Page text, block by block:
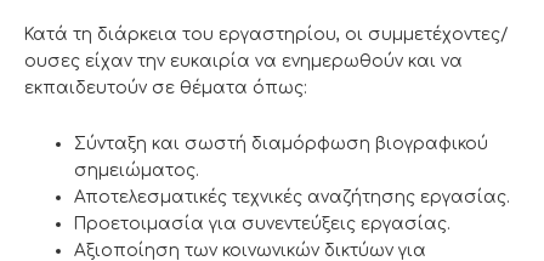
Κατά τη διάρκεια του εργαστηρίου, οι συμμετέχοντες/
ουσες είχαν την ευκαιρία να ενημερωθούν και να
εκπαιδευτούν σε θέματα όπως:
Σύνταξη και σωστή διαμόρφωση βιογραφικού
σημειώματος.
Αποτελεσματικές τεχνικές αναζήτησης εργασίας.
Προετοιμασία για συνεντεύξεις εργασίας.
Αξιοποίηση των κοινωνικών δικτύων για